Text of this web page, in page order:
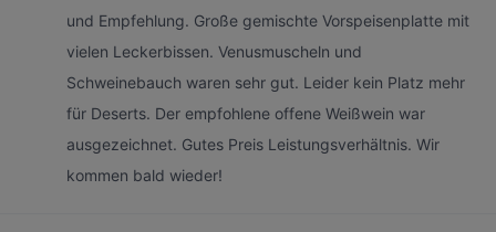
und Empfehlung. Große gemischte Vorspeisenplatte mit
vielen Leckerbissen. Venusmuscheln und
Schweinebauch waren sehr gut. Leider kein Platz mehr
für Deserts. Der empfohlene offene Weißwein war
ausgezeichnet. Gutes Preis Leistungsverhältnis. Wir
kommen bald wieder!